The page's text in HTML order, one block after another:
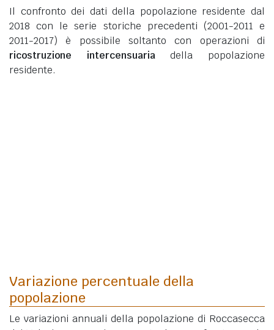
Il confronto dei dati della popolazione residente dal
2018 con le serie storiche precedenti (2001-2011 e
2011-2017) è possibile soltanto con operazioni di
ricostruzione intercensuariadella popolazione
residente.
Variazione percentuale della
popolazione
Le variazioni annuali della popolazione di Roccasecca